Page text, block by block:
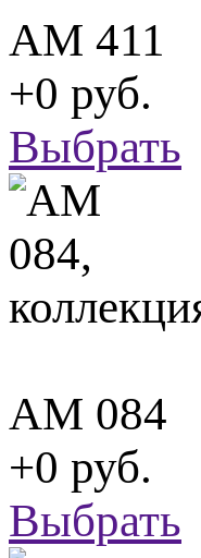
АМ 411
+0 руб.
Выбрать
АМ 084
+0 руб.
Выбрать